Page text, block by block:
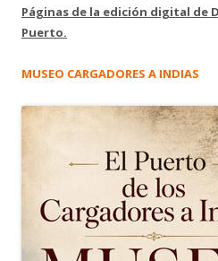
Páginas de la edición digital de
Puerto.
MUSEO CARGADORES A INDIAS